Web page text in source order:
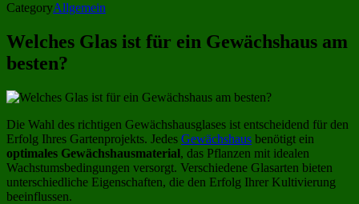
CategoryAllgemein
Welches Glas ist für ein Gewächshaus am
besten?
Die Wahl des richtigen Gewächshausglases ist entscheidend für den
Erfolg Ihres Gartenprojekts. Jedes Gewächshaus benötigt ein
optimales Gewächshausmaterial, das Pflanzen mit idealen
Wachstumsbedingungen versorgt. Verschiedene Glasarten bieten
unterschiedliche Eigenschaften, die den Erfolg Ihrer Kultivierung
beeinflussen.